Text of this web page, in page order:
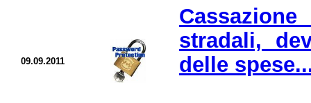
09.09.2011
stradali,
delle